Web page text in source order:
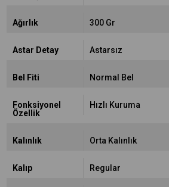
Ağırlık 300 Gr
Astar Detay Astarsız
Bel Fiti Normal Bel
Fonksiyonel
Özellik
Hızlı Kuruma
Kalınlık Orta Kalınlık
Kalıp Regular